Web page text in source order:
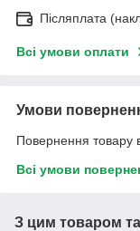
Післяплата
Всі умови оплати
Умови
Повернення товару
Всі умови
З цим товаром